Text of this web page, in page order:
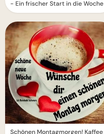
- Ein frischer Start in die Woche
Schönen Montagmorgen! Kaffee